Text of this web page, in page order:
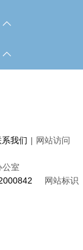
系我们 | 网站访问
公室
网站标识